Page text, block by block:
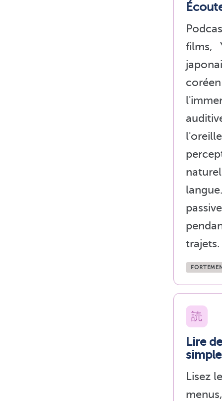
films,
trajets.
読
Lire
Lisez